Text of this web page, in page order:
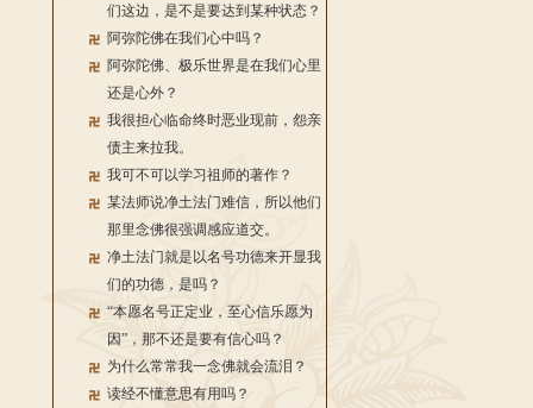
们这边，是不是要达到某种状态？
阿弥陀佛在我们心中吗？
阿弥陀佛、极乐世界是在我们心里
还是心外？
我很担心临命终时恶业现前，怨亲
债主来拉我。
我可不可以学习祖师的著作？
某法师说净土法门难信，所以他们
那里念佛很强调感应道交。
净土法门就是以名号功德来开显我
们的功德，是吗？
“本愿名号正定业，至心信乐愿为
因”，那不还是要有信心吗？
为什么常常我一念佛就会流泪？
读经不懂意思有用吗？